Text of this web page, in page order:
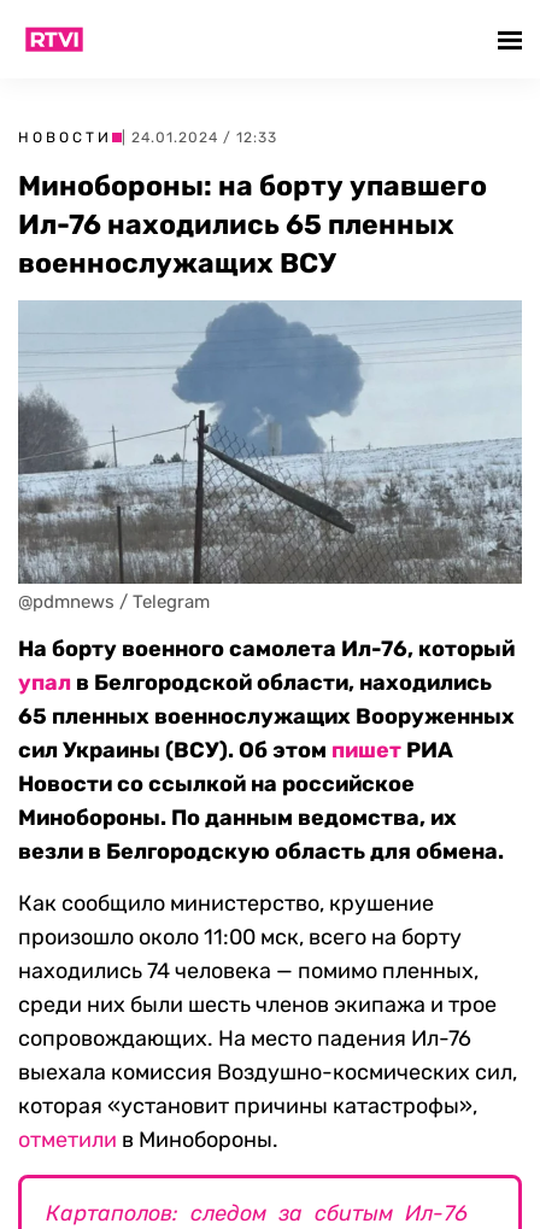
НОВОСТИ | 24.01.2024 / 12:33
Минобороны: на борту упавшего
Ил-76 находились 65 пленных
военнослужащих ВСУ
На борту военного самолета Ил-76, который
упал в Белгородской области, находились
65 пленных военнослужащих Вооруженных
сил Украины (ВСУ). Об этом пишет РИА
Новости со ссылкой на российское
Минобороны. По данным ведомства, их
везли в Белгородскую область для обмена.
Как сообщило министерство, крушение
произошло около 11:00 мск, всего на борту
находились 74 человека — помимо пленных,
среди них были шесть членов экипажа и трое
сопровождающих. На место падения Ил-76
выехала комиссия Воздушно-космических сил,
которая «установит причины катастрофы»,
отметили в Минобороны.
Картаполов: следом за сбитым Ил-76